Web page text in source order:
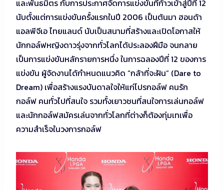
และพันธมิตร กับการประกาศจัดการแข่งขันที่ก้าวเข้าสู่ปีที่ 12
นับตั้งแต่การแข่งขันครั้งแรกในปี 2006 เป็นต้นมา ฮอนด้า
แอลพีจีเอ ไทยแลนด์ นับเป็นสนามที่สร้างและเปิดโอกาสให้
นักกอล์ฟหญิงดาวรุ่งจากทั่วโลกได้ประลองฝีมือ จนกลาย
เป็นการแข่งขันหลักรายการหนึ่ง ในการฉลองปีที่ 12 ของการ
แข่งขัน ผู้จัดงานได้กำหนดแนวคิด “กล้าที่จะฝัน” (Dare to
Dream) เพื่อสร้างแรงบันดาลใจให้แก่โปรกอล์ฟ คนรัก
กอล์ฟ คนทั่วไปที่สนใจ รวมทั้งเยาวชนที่สนใจการเล่นกอล์ฟ
และนักกอล์ฟสมัครเล่นจากทั่วโลกที่ต่างก็ต้องทุ่มเทเพื่อ
ความสำเร็จในวงการกอล์ฟ